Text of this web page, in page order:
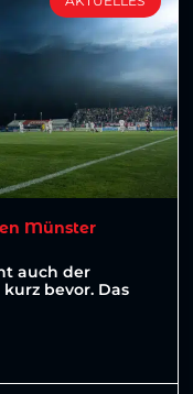
Münster
auch der
bevor. Das